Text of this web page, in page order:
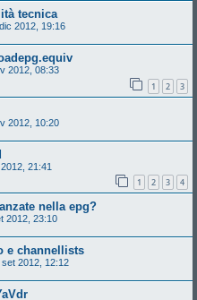
tecnica
2012, 19:16
2012, 08:33
1 2 3
2012, 10:20
21:41
1 2 3 4
nella epg?
2012, 23:10
e channellists
set 2012, 12:12